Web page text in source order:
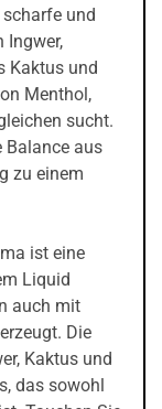
und
Ingwer,
Kaktus und
Menthol,
sucht.
Balance aus
zu einem
ist eine
Liquid
auch mit
Die
Kaktus und
das sowohl